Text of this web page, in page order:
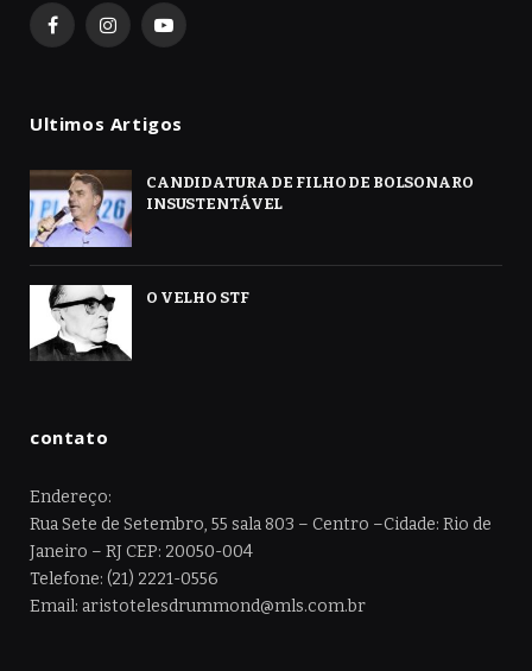
FacebookInstagramYouTube
Ultimos Artigos
CANDIDATURA DE FILHO DE BOLSONARO
INSUSTENTÁVEL
O VELHO STF
contato
Endereço:
Rua Sete de Setembro, 55 sala 803 – Centro –Cidade: Rio de
Janeiro – RJ CEP: 20050-004
Telefone: (21) 2221-0556
Email: aristotelesdrummond@mls.com.br